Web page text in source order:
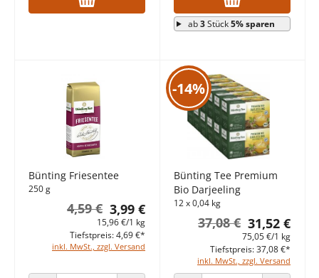
ab3Stück5% sparen
Bünting Friesentee
250 g
3,99 €
4,59 €
15,96 €/1 kg
inkl. MwSt., zzgl. Versand
Tiefstpreis: 4,69 €*
-14%
Bünting Tee Premium
Bio Darjeeling
12 x 0,04 kg
31,52 €
37,08 €
75,05 €/1 kg
inkl. MwSt., zzgl. Versand
Tiefstpreis: 37,08 €*